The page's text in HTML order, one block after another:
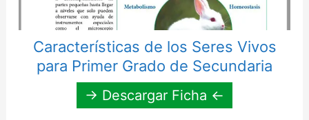
Características de los Seres Vivos
para Primer Grado de Secundaria
→ Descargar Ficha ←